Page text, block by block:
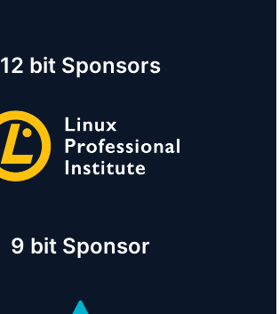
12 bit Sponsors
9 bit Sponsor